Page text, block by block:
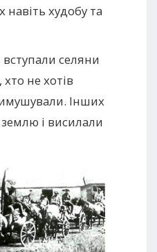
худобу та
селяни
не хотів
Інших
і висилали